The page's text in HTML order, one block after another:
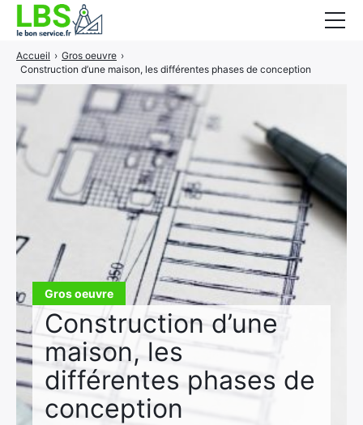
Gros oeuvre
Construction d’une
maison, les
différentes phases de
conception
Accueil › Gros oeuvre ›
Construction d’une maison, les différentes phases de conception
Gros oeuvre
Second oeuvre
Aménagement intérieur
Piscine et jardin
Services associés